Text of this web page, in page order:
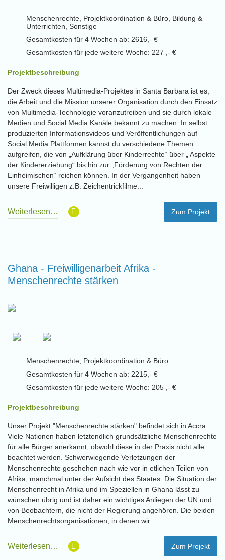
Menschenrechte, Projektkoordination & Büro, Bildung &
Unterrichten, Sonstige
Gesamtkosten für 4 Wochen ab: 2616,- €
Gesamtkosten für jede weitere Woche: 227 ,- €
Projektbeschreibung
Der Zweck dieses Multimedia-Projektes in Santa Barbara ist es,
die Arbeit und die Mission unserer Organisation durch den Einsatz
von Multimedia-Technologie voranzutreiben und sie durch lokale
Medien und Social Media Kanäle bekannt zu machen. In selbst
produzierten Informationsvideos und Veröffentlichungen auf
Social Media Plattformen kannst du verschiedene Themen
aufgreifen, die von „Aufklärung über Kinderrechte“ über „ Aspekte
der Kindererziehung“ bis hin zur „Förderung von Rechten der
Einheimischen“ reichen können. In der Vergangenheit haben
unsere Freiwilligen z.B. Zeichentrickfilme...
Weiterlesen… Zum Projekt
Ghana - Freiwilligenarbeit Afrika -
Menschenrechte stärken
Menschenrechte, Projektkoordination & Büro
Gesamtkosten für 4 Wochen ab: 2215,- €
Gesamtkosten für jede weitere Woche: 205 ,- €
Projektbeschreibung
Unser Projekt "Menschenrechte stärken" befindet sich in Accra.
Viele Nationen haben letztendlich grundsätzliche Menschenrechte
für alle Bürger anerkannt, obwohl diese in der Praxis nicht alle
beachtet werden. Schwerwiegende Verletzungen der
Menschenrechte geschehen nach wie vor in etlichen Teilen von
Afrika, manchmal unter der Aufsicht des Staates. Die Situation der
Menschenrecht in Afrika und im Speziellen in Ghana lässt zu
wünschen übrig und ist daher ein wichtiges Anliegen der UN und
von Beobachtern, die nicht der Regierung angehören. Die beiden
Menschenrechtsorganisationen, in denen wir...
Weiterlesen… Zum Projekt